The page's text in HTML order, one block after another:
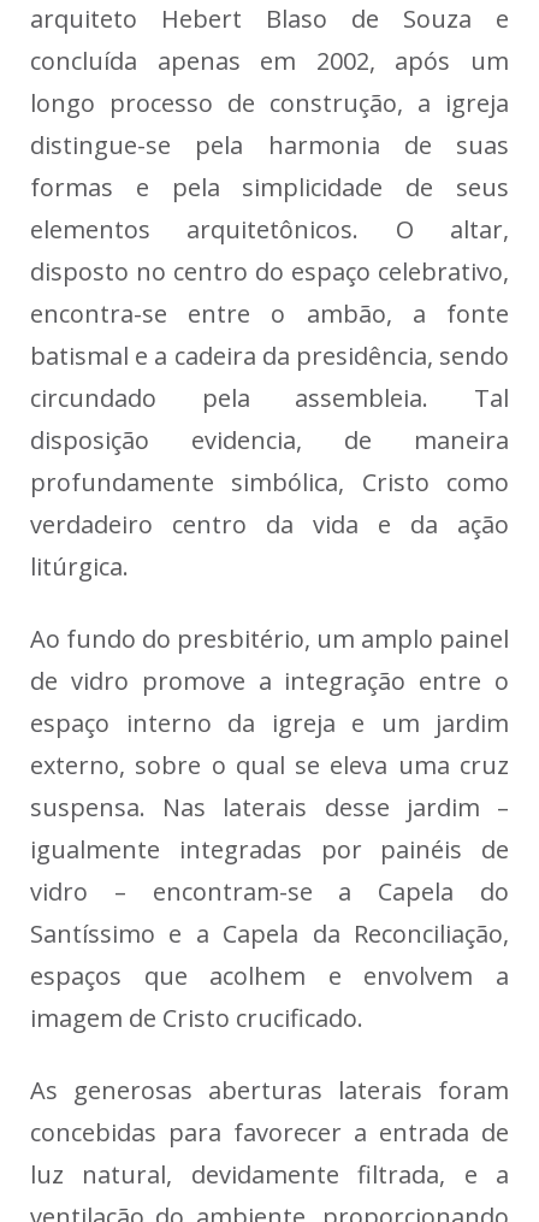
arquiteto Hebert Blaso de Souza e
concluída apenas em 2002, após um
longo processo de construção, a igreja
distingue-se pela harmonia de suas
formas e pela simplicidade de seus
elementos arquitetônicos. O altar,
disposto no centro do espaço celebrativo,
encontra-se entre o ambão, a fonte
batismal e a cadeira da presidência, sendo
circundado pela assembleia. Tal
disposição evidencia, de maneira
profundamente simbólica, Cristo como
verdadeiro centro da vida e da ação
litúrgica.
Ao fundo do presbitério, um amplo painel
de vidro promove a integração entre o
espaço interno da igreja e um jardim
externo, sobre o qual se eleva uma cruz
suspensa. Nas laterais desse jardim –
igualmente integradas por painéis de
vidro – encontram-se a Capela do
Santíssimo e a Capela da Reconciliação,
espaços que acolhem e envolvem a
imagem de Cristo crucificado.
As generosas aberturas laterais foram
concebidas para favorecer a entrada de
luz natural, devidamente filtrada, e a